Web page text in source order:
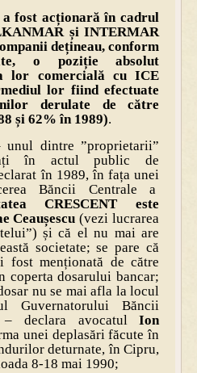
a fost acționară în cadrul
și INTERMAR
dețineau, conform
o poziție absolut
lor comercială cu ICE
lor fiind efectuate
derulate de către
și 62% în 1989).
dintre ”proprietarii”
în actul public de
în 1989, în fața unei
Băncii Centrale a
CRESCENT este
Ceaușescu (vezi lucrarea
și că el nu mai are
societate; se pare că
fost menționată de către
coperta dosarului bancar;
nu se mai afla la locul
Băncii
– declara avocatulIon
unei deplasări făcute în
deturnate, în Cipru,
8-18 mai 1990;